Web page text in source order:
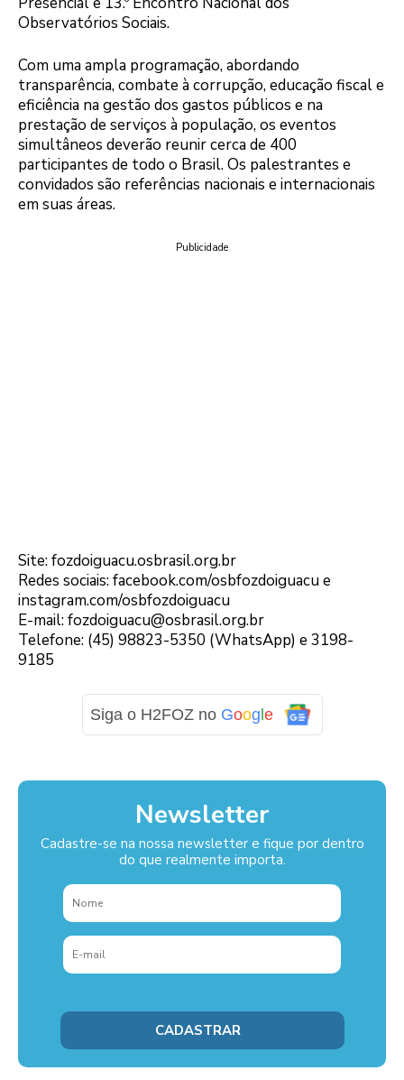
Observatórios Sociais.
Com uma ampla programação, abordando
transparência, combate à corrupção, educação fiscal e
eficiência na gestão dos gastos públicos e na
prestação de serviços à população, os eventos
simultâneos deverão reunir cerca de 400
participantes de todo o Brasil. Os palestrantes e
convidados são referências nacionais e internacionais
em suas áreas.
Publicidade
Site: fozdoiguacu.osbrasil.org.br
Redes sociais: facebook.com/osbfozdoiguacu e
instagram.com/osbfozdoiguacu
E-mail: fozdoiguacu@osbrasil.org.br
Telefone: (45) 98823-5350 (WhatsApp) e 3198-
9185
Siga o H2FOZ no Google
Newsletter
Cadastre-se na nossa newsletter e fique por dentro
do que realmente importa.